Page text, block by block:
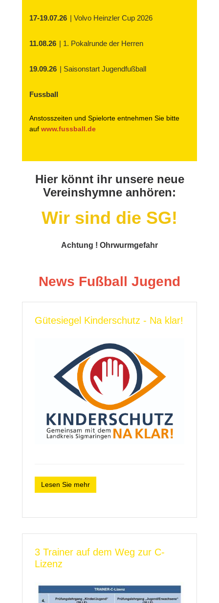
17-19.07.26 | Volvo Heinzler Cup 2026
11.08.26 | 1. Pokalrunde der Herren
19.09.26 | Saisonstart Jugendfußball
Fussball
Anstosszeiten und Spielorte entnehmen Sie bitte
auf www.fussball.de
Hier könnt ihr unsere neue
Vereinshymne anhören:
Wir sind die SG!
Achtung ! Ohrwurmgefahr
News Fußball Jugend
Gütesiegel Kinderschutz - Na klar!
Lesen Sie mehr
3 Trainer auf dem Weg zur C-
Lizenz